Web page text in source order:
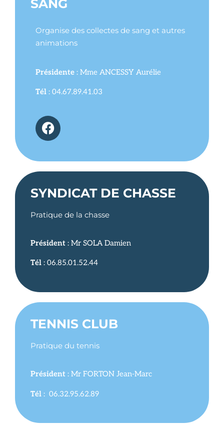
SANG
Organise des collectes de sang et autres
animations
Présidente : Mme ANCESSY Aurélie
Tél : 04.67.89.41.03
SYNDICAT DE CHASSE
Pratique de la chasse
Président : Mr SOLA Damien
Tél : 06.85.01.52.44
TENNIS CLUB
Pratique du tennis
Président : Mr FORTON Jean-Marc
Tél : 06.32.95.62.89